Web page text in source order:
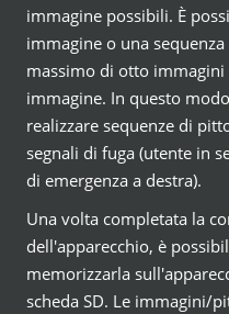
immagine possibili. È
immagine o una
massimo di otto
immagine. In questo
realizzare sequenze di
segnali di fuga (utente in
di emergenza a destra).
Una volta completata la
dell'apparecchio, è
memorizzarla
scheda SD. Le immagini/